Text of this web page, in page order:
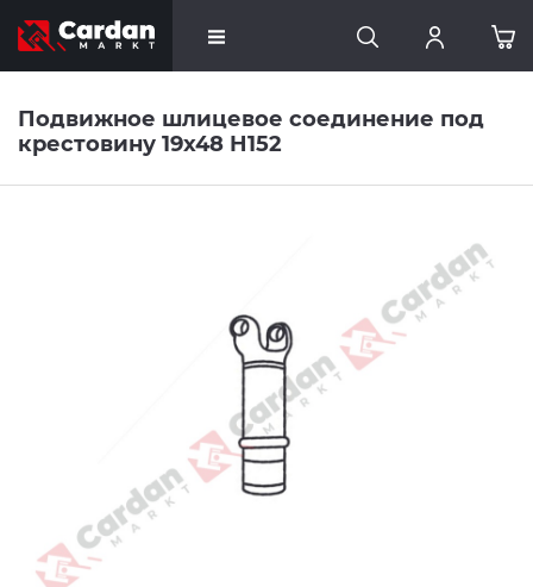
Подвижное шлицевое соединение под
крестовину 19x48 H152